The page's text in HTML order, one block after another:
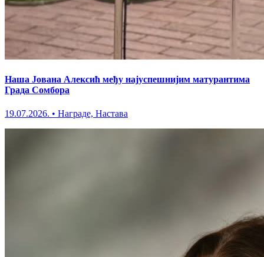
Наша Јована Алексић међу најуспешнијим матурантима
Града Сомбора
19.07.2026. • Награде, Настава